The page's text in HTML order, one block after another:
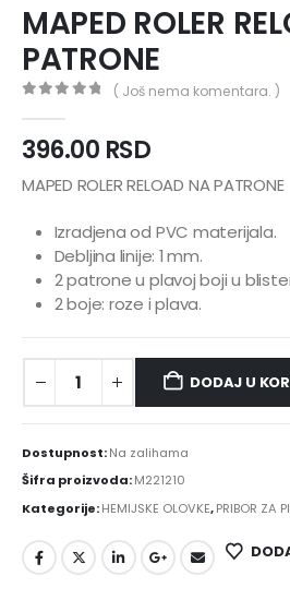
MAPED ROLER
PATRONE
( Još nema komentara. )
396.00 RSD
MAPED ROLER RELOAD NA PATRONE
Izradjena od PVC materijala.
Debljina linije: 1 mm.
2 patrone u plavoj boji u
2 boje: roze i plava.
DODAJ U
Dostupnost:Na zalihama
Šifra proizvoda:M221210
Kategorije:HEMIJSKE OLOVKE,PRIBOR ZA